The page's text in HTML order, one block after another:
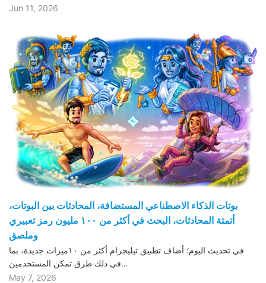
Jun 11, 2026
بوتات الذكاء الاصطناعي المستضافة، المحادثات بين البوتات،
أتمتة المحادثات، البحث في أكثر من ١٠٠ مليون رمز تعبيري
وملصق
في تحديث اليوم؛ أضاف تطبيق تيليجرام أكثر من ١٠ميزات جديدة، بما
في ذلك طرق تمكن المستخدمين…
May 7, 2026